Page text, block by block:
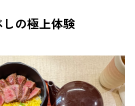
の極上体験